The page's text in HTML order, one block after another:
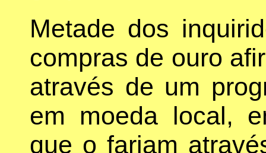
Metade dos
compras de ouro
através de um
em moeda local,
que o fariam